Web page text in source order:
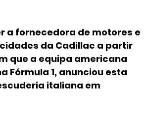
a fornecedora de motores e
da Cadillac a partir
que a equipa americana
Fórmula 1, anunciou esta
italiana em